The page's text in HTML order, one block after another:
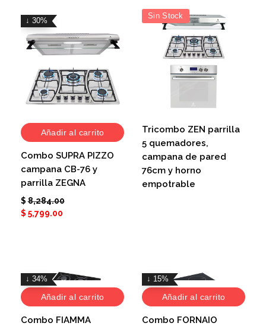
↓ 30%
Añadir al carrito
Combo SUPRA PIZZO
campana CB-76 y
parrilla ZEGNA
$ 8,284.00
$ 5,799.00
Sin Stock
Tricombo ZEN parrilla
5 quemadores,
campana de pared
76cm y horno
empotrable
↓ 34%
Añadir al carrito
Combo FIAMMA
↓ 15%
Añadir al carrito
Combo FORNAIO